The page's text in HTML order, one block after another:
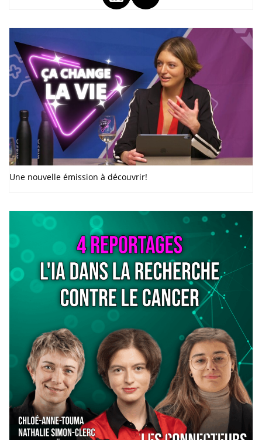
Une nouvelle émission à découvrir!